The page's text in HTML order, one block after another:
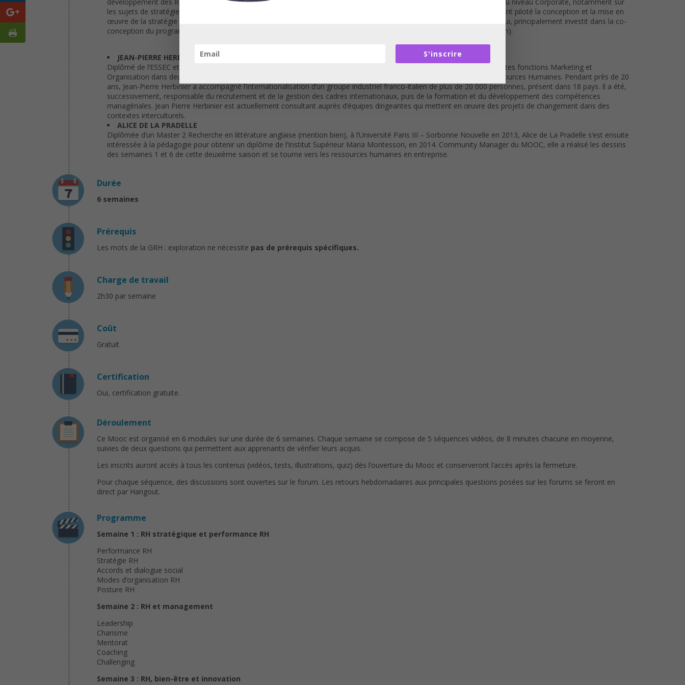
les sujets de stratégie de formation, de GPEC, de résolution de problèmes RH ou encore de digital learning. Il a récemment piloté la conception et la mise en
œuvre de la stratégie blended learning des métiers techniques de son ancien Groupe (20 000 salariés touchés). Aujourdhui, principalement investit dans la co-
conception du programme Mooc du Cnam « Les mots de la GRH » (session 1: les fondamentaux / session 2 : l’exploration).
JEAN-PIERRE HERBINIER
Diplômé de l’ESSEC et détenteur d’un MBA de l’Université de Californie à Berkeley, Jean Pierre Herbinier a occupé différentes fonctions Marketing et
Organisation dans deux entreprises de distribution. Il s’est ensuite orienté vers des activités de Développement des Ressources Humaines. Pendant près de 20
ans, Jean-Pierre Herbinier a accompagné l’internationalisation d’un groupe industriel franco-italien de plus de 20 000 personnes, présent dans 18 pays. Il a été,
successivement, responsable du recrutement et de la gestion des cadres internationaux, puis de la formation et du développement des compétences
managériales. Jean Pierre Herbinier est actuellement consultant auprès d’équipes dirigeantes qui mettent en œuvre des projets de changement dans des
contextes interculturels.
ALICE DE LA PRADELLE
Diplômée d’un Master 2 Recherche en littérature anglaise (mention bien), à l’Université Paris III – Sorbonne Nouvelle en 2013, Alice de La Pradelle s’est ensuite
intéressée à la pédagogie pour obtenir un diplôme de l’Institut Supérieur Maria Montessori, en 2014. Community Manager du MOOC, elle a réalisé les dessins
des semaines 1 et 6 de cette deuxième saison et se tourne vers les ressources humaines en entreprise.
Durée
6 semaines
Prérequis
Les mots de la GRH : exploration ne nécessite pas de prérequis spécifiques.
Charge de travail
2h30 par semaine
Coût
Gratuit
Certification
Oui, certification gratuite.
Déroulement
Ce Mooc est organisé en 6 modules sur une durée de 6 semaines. Chaque semaine se compose de 5 séquences vidéos, de 8 minutes chacune en moyenne,
suivies de deux questions qui permettent aux apprenants de vérifier leurs acquis.
Les inscrits auront accès à tous les contenus (vidéos, tests, illustrations, quiz) dès l’ouverture du Mooc et conserveront l’accès après la fermeture.
Pour chaque séquence, des discussions sont ouvertes sur le forum. Les retours hebdomadaires aux principales questions posées sur les forums se feront en
direct par Hangout.
Programme
Semaine 1 : RH stratégique et performance RH
Performance RH
Stratégie RH
Accords et dialogue social
Modes d’organisation RH
Posture RH
Semaine 2 : RH et management
Leadership
Charisme
Mentorat
Coaching
Challenging
Semaine 3 : RH, bien-être et innovation
S'inscrire